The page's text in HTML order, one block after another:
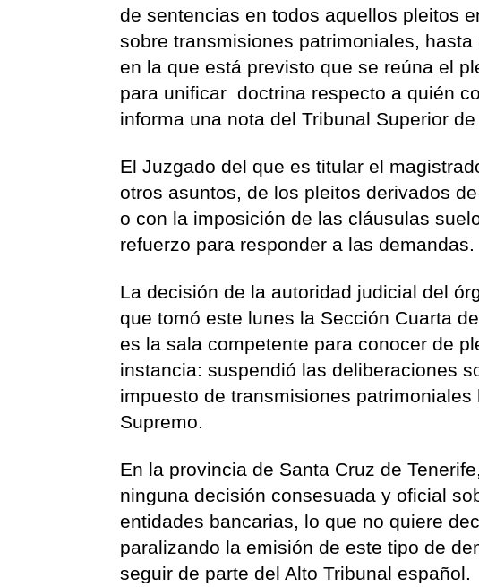
de sentencias en todos aquellos pleitos
sobre transmisiones patrimoniales,
en la que está previsto que se reúna el
para unificar doctrina respecto a quién
informa una nota del Tribunal Superior
El Juzgado del que es titular el
otros asuntos, de los pleitos derivados
o con la imposición de las cláusulas
refuerzo para responder a las demandas.
La decisión de la autoridad judicial del
que tomó este lunes la Sección Cuarta
es la sala competente para conocer de
instancia: suspendió las deliberaciones
impuesto de transmisiones
Supremo.
En la provincia de Santa Cruz de
ninguna decisión consesuada y oficial
entidades bancarias, lo que no quiere
paralizando la emisión de este tipo de
seguir de parte del Alto Tribunal español.